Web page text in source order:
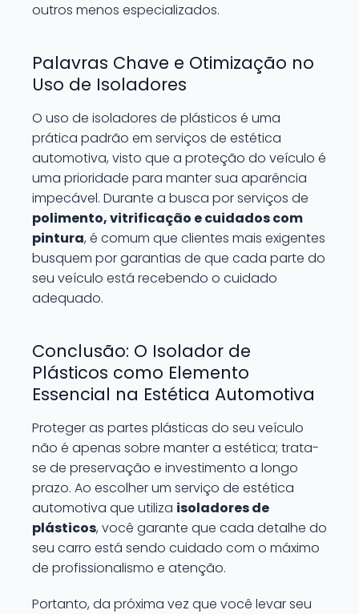
outros menos especializados.
Palavras Chave e Otimização no
Uso de Isoladores
O uso de isoladores de plásticos é uma
prática padrão em serviços de estética
automotiva, visto que a proteção do veículo é
uma prioridade para manter sua aparência
impecável. Durante a busca por serviços de
polimento, vitrificação e cuidados com
pintura, é comum que clientes mais exigentes
busquem por garantias de que cada parte do
seu veículo está recebendo o cuidado
adequado.
Conclusão: O Isolador de
Plásticos como Elemento
Essencial na Estética Automotiva
Proteger as partes plásticas do seu veículo
não é apenas sobre manter a estética; trata-
se de preservação e investimento a longo
prazo. Ao escolher um serviço de estética
automotiva que utiliza isoladores de
plásticos, você garante que cada detalhe do
seu carro está sendo cuidado com o máximo
de profissionalismo e atenção.
Portanto, da próxima vez que você levar seu